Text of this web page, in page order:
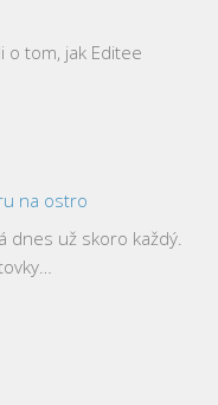
o tom, jak Editee
na ostro
dnes už skoro každý.